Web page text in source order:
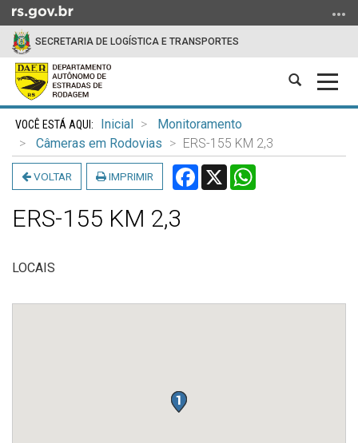
para
conteúdo
para
menu
para
busca
SECRETARIA DE LOGÍSTICA E TRANSPORTES
Abrir
Início
conteúdo
Inicial
Monitoramento
Câmeras em Rodovias
ERS-155 KM 2,3
VOLTAR IMPRIMIR Facebook
X
ERS-155 KM 2,3
LOCAIS